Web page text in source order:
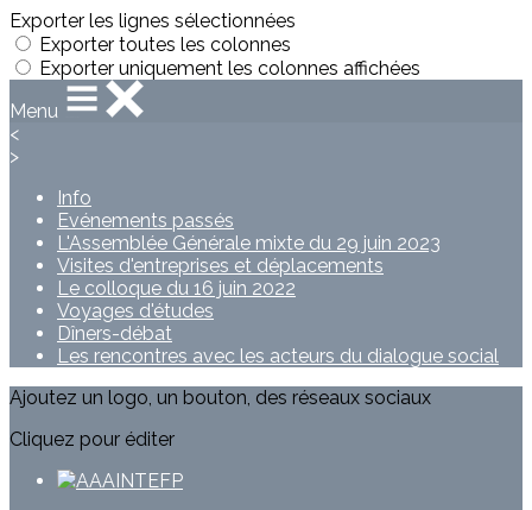
Exporter les lignes sélectionnées
Exporter toutes les colonnes
Exporter uniquement les colonnes affichées
Menu
<
>
Info
Evénements passés
L'Assemblée Générale mixte du 29 juin 2023
Visites d'entreprises et déplacements
Le colloque du 16 juin 2022
Voyages d'études
Dîners-débat
Les rencontres avec les acteurs du dialogue social
Ajoutez un logo, un bouton, des réseaux sociaux
Cliquez pour éditer